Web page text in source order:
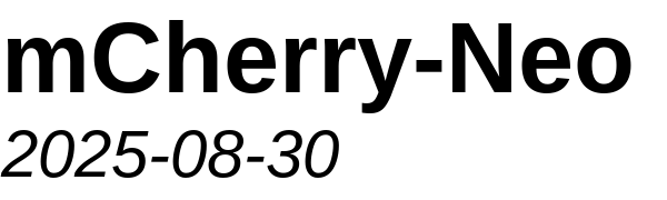
mCherry-Neo
2025-08-30